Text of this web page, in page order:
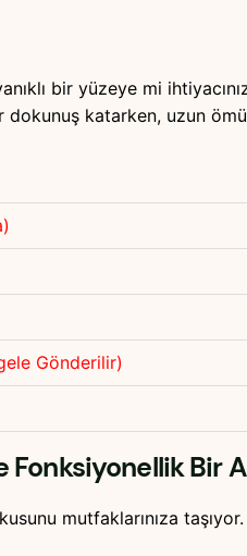
bir yüzeye mi
katarken, uzun
Gönderilir)
Fonksiyonellik Bir
mutfaklarınıza